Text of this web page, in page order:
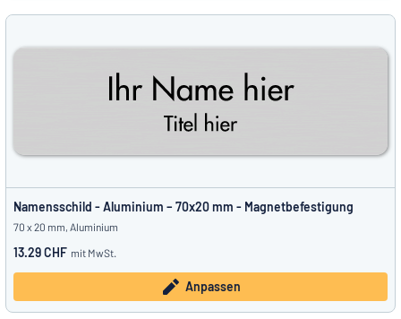
Namensschild - Aluminium – 70x20 mm - Magnetbefestigung
70 x 20 mm, Aluminium
13.29 CHF mit MwSt.
Anpassen